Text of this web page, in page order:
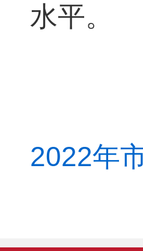
水平。
2022年